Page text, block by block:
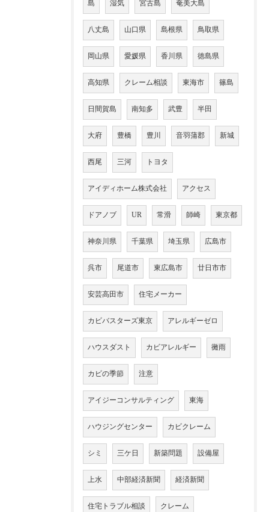
島 湿気 宮古島 奄美大島
八丈島 山口県 島根県 鳥取県
岡山県 愛媛県 香川県 徳島県
高知県 クレーム相談 東海市 篠島
日間賀島 南知多 武豊 半田
大府 豊橋 豊川 音羽蒲郡 新城
西尾 三河 トヨタ
アイディホーム株式会社 アクセス
ドアノブ UR 常滑 師崎 東京都
神奈川県 千葉県 埼玉県 広島市
呉市 尾道市 東広島市 廿日市市
安芸高田市 住宅メーカー
カビバスターズ東京 アレルギーゼロ
ハウスダスト カビアレルギー 黴雨
カビの季節 注意
アイジーコンサルティング 東海
ハウジングセンター カビクレーム
シミ 三ケ日 新築問題 設備屋
上水 中部経済新聞 経済新聞
住宅トラブル相談 クレーム